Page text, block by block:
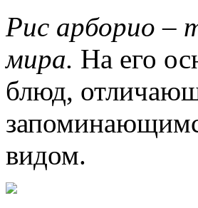
Рис арборио –
мира. На его
блюд,
видом.